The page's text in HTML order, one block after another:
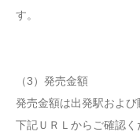
す。
（3）発売金額
発売金額は出発駅およ
下記ＵＲＬからご確認く